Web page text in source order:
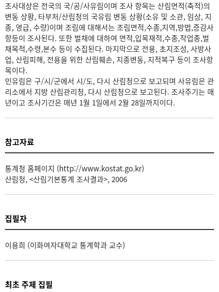
조사대상은 전국의 국/공/사유림이며 조사 항목는 산림면적(축적)의
변동 상황, 타부처/산림청의 국유림 변동 상황(소유 및 소관, 임상, 지
종, 영급, 수량)이며 조림에 대해서는 조림면적,수종,지역,방법,증감사
항등이 조사된다. 또한 벌채에 대하여 면적,입목재적,수종,작업종,벌
채목적,수령,본수 등이 수집된다. 마지막으로 전용, 초지조성, 사방사
업, 산림피해, 전용을 위한 산림훼손, 지종변동, 지적복구 등이 조사항
목이다.
민유림은 구/시/군에서 시/도, 다시 산림청으로 보고되며 사유림은 관
리소에서 지방 산림관리청, 다시 산림청으로 보고된다. 조사주기는 매
년이고 조사기간은 매년 1월 1일에서 2월 28일까지이다.
참고자료
통계청 홈페이지 (http://www.kostat.go.kr)
산림청, <산림기본통계 조사결과>, 2006
집필자
이용희 (이화여자대학교 통계학과 교수)
최초 주제 집필